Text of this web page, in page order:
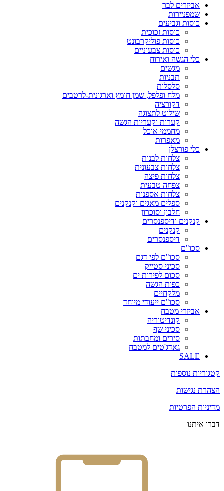
אביזרים לבר
שמפניירות
כוסות וגביעים
כוסות זכוכית
כוסות פוליקרבונט
כוסות צבעוניים
כלי הגשה ואירוח
מגשים
תבניות
סלסלות
מלח ופלפל, שמן חומץ וארגונית-לרטבים
דקורציה
שילוט לתצוגה
קערות וקעריות הגשה
מחממי אוכל
מאפרות
כלי פורצלן
צלחות לבנות
צלחות צבעונית
צלחות פיצה
צפחה טבעית
צלחות אספנות
ספלים מאגים וקנקנים
חלבון וסוכרון
קנקנים ודיספנסרים
קנקנים
דיספנסרים
סכו"ם
סכו"ם לפי דגם
סכיני סטייק
סכום לפירות ים
כפות הגשה
מלקחיים
סכו"ם ייעודי מיוחד
אביזרי מטבח
קונדיטוריה
סכיני שף
סירים ומחבתות
גאדג'טים למטבח
SALE
קטגוריות נוספות
הצהרת נגישות
מדיניות הפרטיות
דברו איתנו